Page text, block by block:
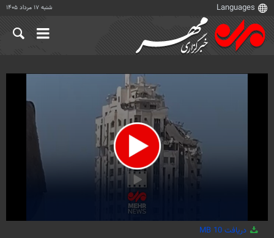
شنبه ۱۷ مرداد ۱۴۰۵
0 دریافت 10 MB